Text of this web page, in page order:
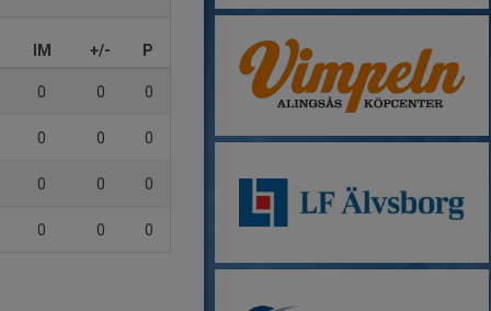
IM +/- P
0 0 0
0 0 0
0 0 0
0 0 0